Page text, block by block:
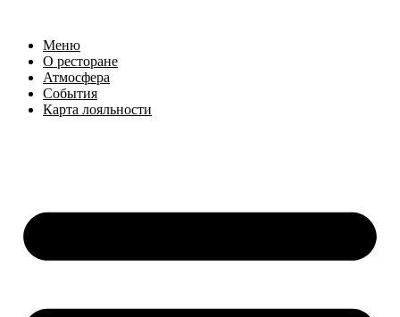
Меню
О ресторане
Атмосфера
События
Карта лояльности